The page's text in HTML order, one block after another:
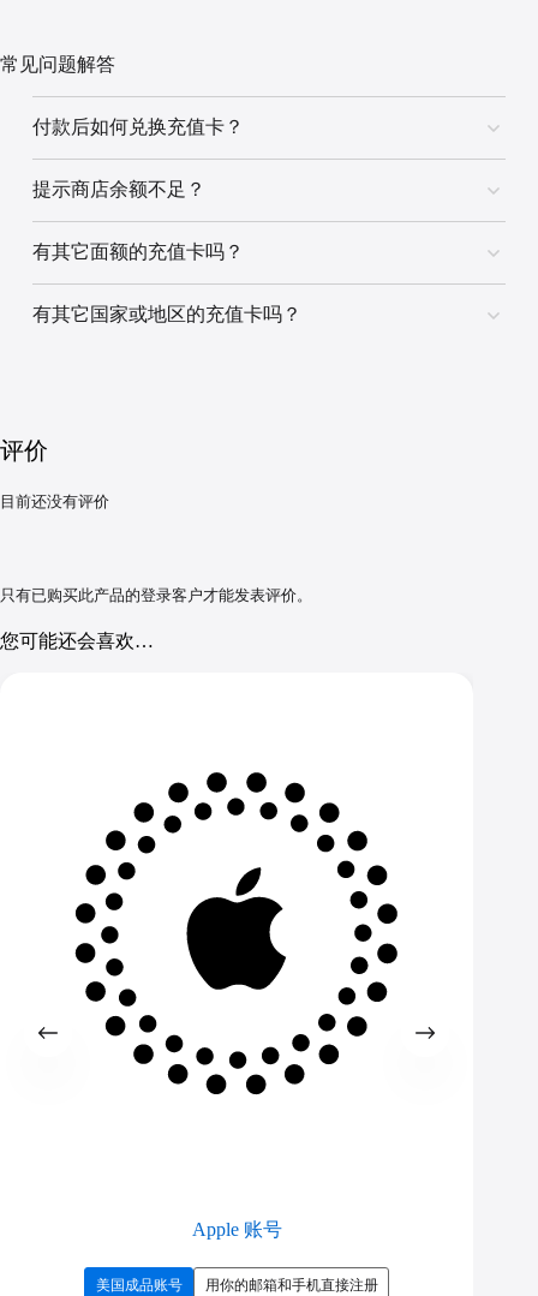
常见问题解答
付款后如何兑换充值卡？
方法二：打开 App Store > App > 头像 > 兑换充值卡或代
提示商店余额不足？
有其它面额的充值卡吗？
有其它国家或地区的充值卡吗？
评价
目前还没有评价
只有已购买此产品的登录客户才能发表评价。
您可能还会喜欢…
Apple 账号
美国成品账号 用你的邮箱和手机直接注册